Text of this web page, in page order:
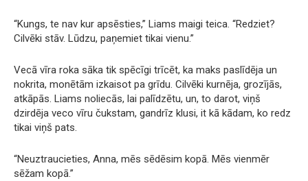
“Kungs, te nav kur apsēsties,” Liams maigi teica. “Redziet?
Cilvēki stāv. Lūdzu, paņemiet tikai vienu.”
Vecā vīra roka sāka tik spēcīgi trīcēt, ka maks paslīdēja un
nokrita, monētām izkaisot pa grīdu. Cilvēki kurnēja, grozījās,
atkāpās. Liams noliecās, lai palīdzētu, un, to darot, viņš
dzirdēja veco vīru čukstam, gandrīz klusi, it kā kādam, ko redz
tikai viņš pats.
“Neuztraucieties, Anna, mēs sēdēsim kopā. Mēs vienmēr
sēžam kopā.”